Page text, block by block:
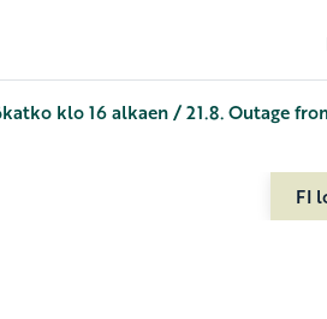
klo 16 alkaen / 21.8. Outage
FI